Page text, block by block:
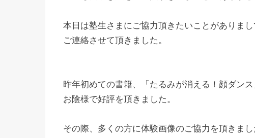
本日は塾生さまにご協力頂きたいことがありまし
ご連絡させて頂きました。
昨年初めての書籍、「たるみが消える！顔ダン
お陰様で好評を頂きました。
その際、多くの方に体験画像のご協力を頂きまし